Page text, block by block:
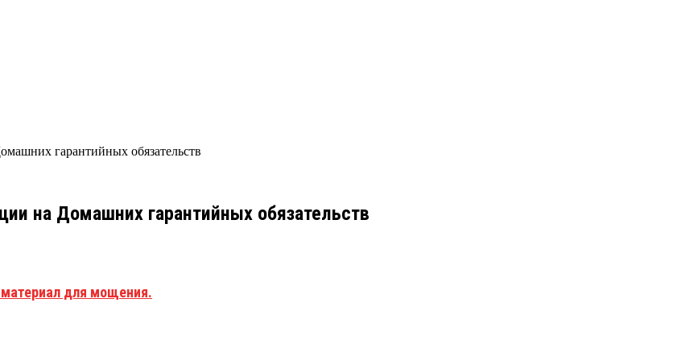
гарантийных обязательств
на Домашних гарантийных обязательств
для мощения.